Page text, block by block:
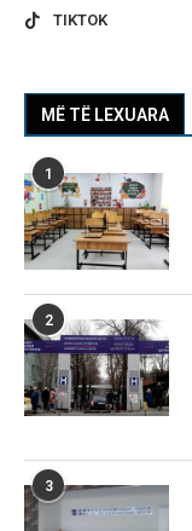
TIKTOK
MË TË LEXUARA
1
2
3